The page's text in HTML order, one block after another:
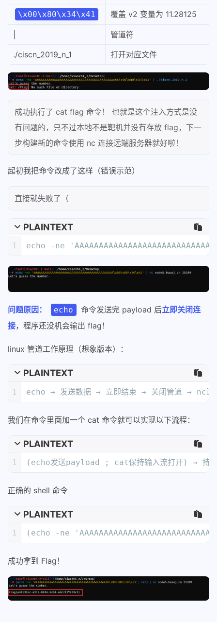
\x00\x80\x34\x41 覆盖 v2 变量为 11.28125
管道符
./ciscn_2019_n_1 打开对应文件
成功执行了 cat flag 命令！ 也就是这个注入方式是没
有问题的，只不过本地不是靶机并没有存放 flag，下一
步构建新的命令使用 nc 连接远端服务器就好啦！
起初我把命令改成了这样（错误示范）
直接就失败了（
PLAINTEXT
1 echo -ne
问题原因： echo 命令发送完 payload 后立即关闭连
接，程序还没机会输出 flag！
linux 管道工作原理（想象版本）：
PLAINTEXT
1 echo → 发送数据 → 立即结束 → 关闭管道 → nc连
我们在命令里面加一个 cat 命令就可以实现以下流程：
PLAINTEXT
1 (echo发送payload ; cat保持输入流打开) → 持
正确的 shell 命令
PLAINTEXT
1 (echo -ne
成功拿到 Flag！